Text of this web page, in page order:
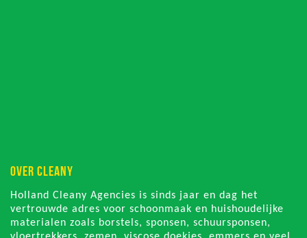
OVER CLEANY
Holland Cleany Agencies is sinds jaar en dag het
vertrouwde adres voor schoonmaak en huishoudelijke
materialen zoals borstels, sponsen, schuursponsen,